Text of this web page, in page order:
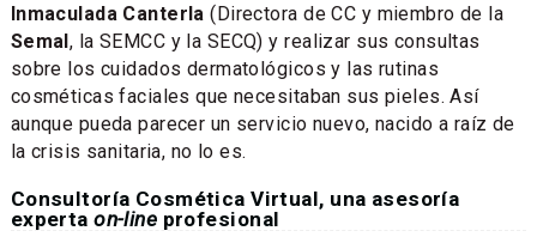
Inmaculada Canterla (Directora de CC y miembro de la
Semal, la SEMCC y la SECQ) y realizar sus consultas
sobre los cuidados dermatológicos y las rutinas
cosméticas faciales que necesitaban sus pieles. Así
aunque pueda parecer un servicio nuevo, nacido a raíz de
la crisis sanitaria, no lo es.
Consultoría Cosmética Virtual, una asesoría
expertaon-line profesional